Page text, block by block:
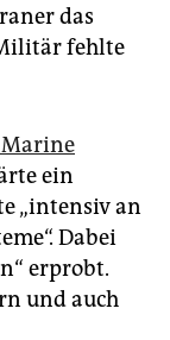
das
fehlte
Marine
ein
„intensiv an
Dabei
erprobt.
und auch